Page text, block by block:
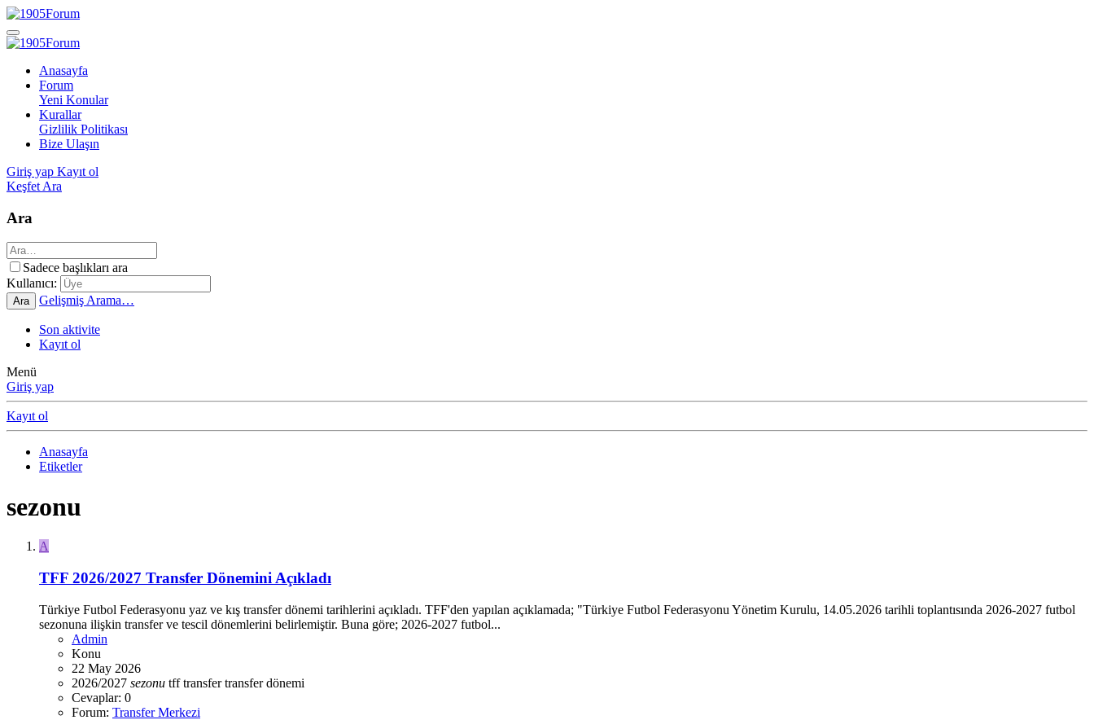
Anasayfa
Forum
Yeni Konular
Kurallar
Gizlilik Politikası
Bize Ulaşın
Giriş yap Kayıt ol
Keşfet Ara
Ara
Sadece başlıkları ara
Kullanıcı:
Ara Gelişmiş Arama…
Son aktivite
Kayıt ol
Menü
Giriş yap
Kayıt ol
Anasayfa
Etiketler
sezonu
A
TFF 2026/2027 Transfer Dönemini Açıkladı
Türkiye Futbol Federasyonu yaz ve kış transfer dönemi tarihlerini açıkladı. TFF'den yapılan açıklamada; "Türkiye Futbol Federasyonu Yönetim Kurulu, 14.05.2026 tarihli toplantısında 2026-2027 futbol
sezonuna ilişkin transfer ve tescil dönemlerini belirlemiştir. Buna göre; 2026-2027 futbol...
Admin
Konu
22 May 2026
2026/2027 sezonu tfftransfertransfer dönemi
Cevaplar: 0
Forum: Transfer Merkezi